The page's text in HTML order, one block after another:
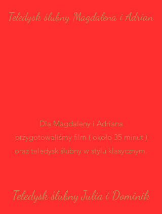
Teledysk ślubny Magdalena i Adrian
Dla Magdaleny i Adriana
przygotowaliśmy film ( około 35 minut )
oraz teledysk ślubny w stylu klasycznym.
Teledysk ślubny Julia i Dominik